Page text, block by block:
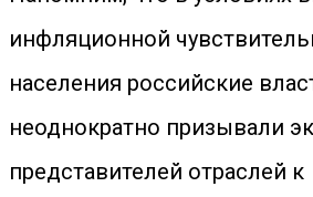
инфляционной
населения российские
неоднократно призывали
представителей отраслей к